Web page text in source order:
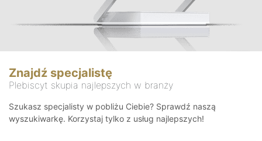
Znajdź specjalistę
Plebiscyt skupia najlepszych w branży
Szukasz specjalisty w pobliżu Ciebie? Sprawdź naszą
wyszukiwarkę. Korzystaj tylko z usług najlepszych!